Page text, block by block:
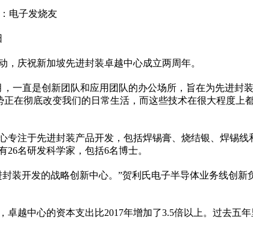
电子发烧友
，庆祝新加坡先进封装卓越中心成立两周年。
，一直是创新团队和应用团队的办公场所，旨在为先进
正在彻底改变我们的日常生活，而这些技术在很大程度
专注于先进封装产品开发，包括焊锡膏、烧结银、焊锡
26名研发科学家，包括6名博士。
装开发的战略创新中心。”贺利氏电子半导体业务线创新
卓越中心的资本支出比2017年增加了3.5倍以上。过去五